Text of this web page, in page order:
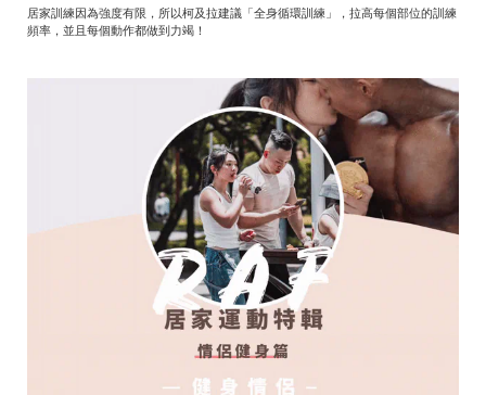
居家訓練因為強度有限，所以柯及拉建議「全身循環訓練」，拉高每個部位的訓練
頻率，並且每個動作都做到力竭！